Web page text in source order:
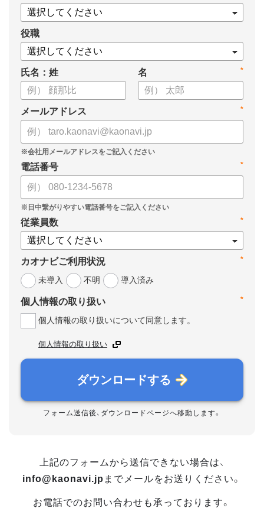
役職
氏名：姓 *
名
*
メールアドレス
*
電話番号
*
従業員数
*
カオナビご利用状況
未導入
不明 導入済み
*
個人情報の取り扱い
個人情報の取り扱いについて同意します。
個人情報の取り扱い
ダウンロードする
フォーム送信後、ダウンロードページへ移動します。
上記のフォームから送信できない場合は、
info@kaonavi.jp までメールをお送りください。
お電話でのお問い合わせも承っております。